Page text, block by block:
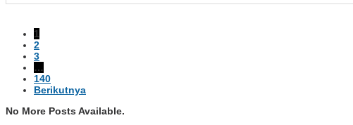
1
2
3
…
140
Berikutnya
No More Posts Available.